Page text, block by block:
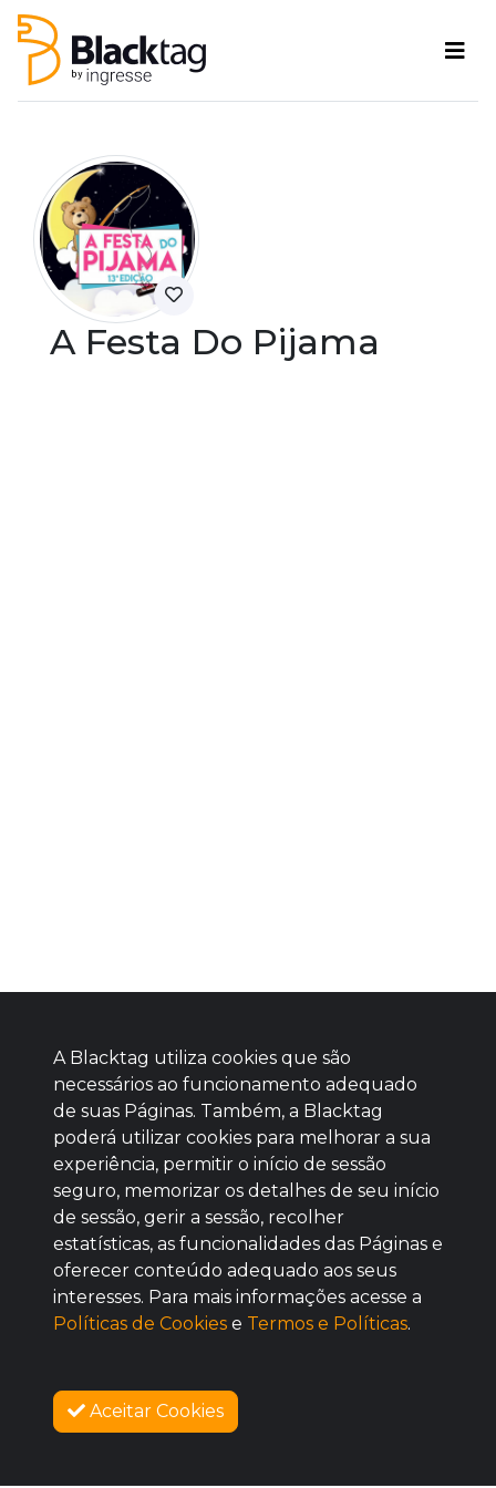
A Festa Do Pijama
Baixe agora nosso app
SOBRE NÓS
A Blacktag utiliza cookies que são
necessários ao funcionamento adequado
de suas Páginas. Também, a Blacktag
poderá utilizar cookies para melhorar a sua
experiência, permitir o início de sessão
seguro, memorizar os detalhes de seu início
de sessão, gerir a sessão, recolher
estatísticas, as funcionalidades das Páginas e
oferecer conteúdo adequado aos seus
interesses. Para mais informações acesse a
Políticas de Cookies e Termos e Políticas.
Aceitar Cookies